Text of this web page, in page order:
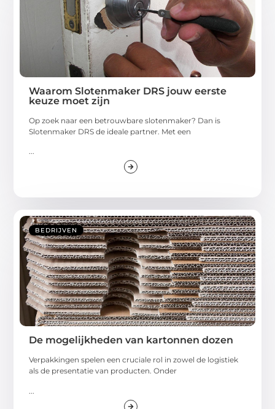
Waarom Slotenmaker DRS jouw eerste
keuze moet zijn
Op zoek naar een betrouwbare slotenmaker? Dan is
Slotenmaker DRS de ideale partner. Met een
...
BEDRIJVEN
De mogelijkheden van kartonnen dozen
Verpakkingen spelen een cruciale rol in zowel de logistiek
als de presentatie van producten. Onder